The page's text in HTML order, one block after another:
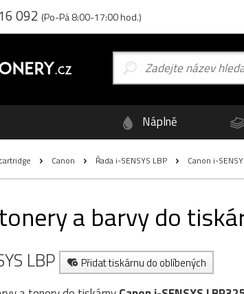
092 (Po-Pá 8:00-17:00 hod.)
Náplně
Canon Řada i-SENSYS LBP Canon i-
a barvy do
LBP Přidat tiskárnu do oblíbených